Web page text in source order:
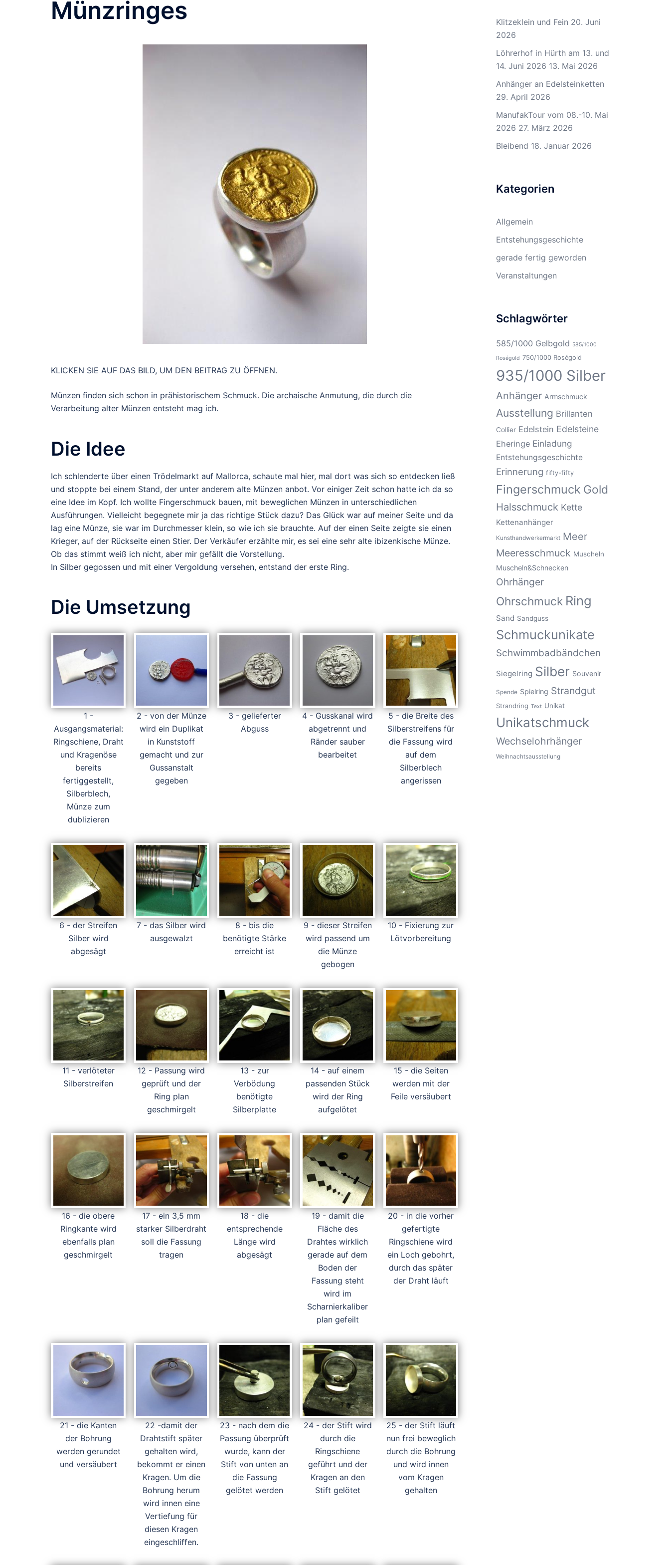
Münzringes
KLICKEN SIE AUF DAS BILD, UM DEN BEITRAG ZU ÖFFNEN.
Münzen finden sich schon in prähistorischem Schmuck. Die archaische Anmutung, die durch die
Verarbeitung alter Münzen entsteht mag ich.
Die Idee
Ich schlenderte über einen Trödelmarkt auf Mallorca, schaute mal hier, mal dort was sich so entdecken ließ
und stoppte bei einem Stand, der unter anderem alte Münzen anbot. Vor einiger Zeit schon hatte ich da so
eine Idee im Kopf. Ich wollte Fingerschmuck bauen, mit beweglichen Münzen in unterschiedlichen
Ausführungen. Vielleicht begegnete mir ja das richtige Stück dazu? Das Glück war auf meiner Seite und da
lag eine Münze, sie war im Durchmesser klein, so wie ich sie brauchte. Auf der einen Seite zeigte sie einen
Krieger, auf der Rückseite einen Stier. Der Verkäufer erzählte mir, es sei eine sehr alte ibizenkische Münze.
Ob das stimmt weiß ich nicht, aber mir gefällt die Vorstellung.
In Silber gegossen und mit einer Vergoldung versehen, entstand der erste Ring.
Die Umsetzung
1 -
Ausgangsmaterial:
Ringschiene, Draht
und Kragenöse
bereits
fertiggestellt,
Silberblech,
Münze zum
dublizieren
2 - von der Münze
wird ein Duplikat
in Kunststoff
gemacht und zur
Gussanstalt
gegeben
3 - gelieferter
Abguss
4 - Gusskanal wird
abgetrennt und
Ränder sauber
bearbeitet
5 - die Breite des
Silberstreifens für
die Fassung wird
auf dem
Silberblech
angerissen
6 - der Streifen
Silber wird
abgesägt
7 - das Silber wird
ausgewalzt
8 - bis die
benötigte Stärke
erreicht ist
9 - dieser Streifen
wird passend um
die Münze
gebogen
10 - Fixierung zur
Lötvorbereitung
11 - verlöteter
Silberstreifen
12 - Passung wird
geprüft und der
Ring plan
geschmirgelt
13 - zur
Verbödung
benötigte
Silberplatte
14 - auf einem
passenden Stück
wird der Ring
aufgelötet
15 - die Seiten
werden mit der
Feile versäubert
16 - die obere
Ringkante wird
ebenfalls plan
geschmirgelt
17 - ein 3,5 mm
starker Silberdraht
soll die Fassung
tragen
18 - die
entsprechende
Länge wird
abgesägt
19 - damit die
Fläche des
Drahtes wirklich
gerade auf dem
Boden der
Fassung steht
wird im
Scharnierkaliber
plan gefeilt
20 - in die vorher
gefertigte
Ringschiene wird
ein Loch gebohrt,
durch das später
der Draht läuft
21 - die Kanten
der Bohrung
werden gerundet
und versäubert
22 -damit der
Drahtstift später
gehalten wird,
bekommt er einen
Kragen. Um die
Bohrung herum
wird innen eine
Vertiefung für
diesen Kragen
eingeschliffen.
23 - nach dem die
Passung überprüft
wurde, kann der
Stift von unten an
die Fassung
gelötet werden
24 - der Stift wird
durch die
Ringschiene
geführt und der
Kragen an den
Stift gelötet
25 - der Stift läuft
nun frei beweglich
durch die Bohrung
und wird innen
vom Kragen
gehalten
Klitzeklein und Fein 20. Juni
2026
Löhrerhof in Hürth am 13. und
14. Juni 2026 13. Mai 2026
Anhänger an Edelsteinketten
29. April 2026
ManufakTour vom 08.-10. Mai
2026 27. März 2026
Bleibend 18. Januar 2026
Kategorien
Allgemein
Entstehungsgeschichte
gerade fertig geworden
Veranstaltungen
Schlagwörter
585/1000 Gelbgold 585/1000
Roségold 750/1000 Roségold
935/1000 Silber
Anhänger Armschmuck
Ausstellung Brillanten
Collier Edelstein Edelsteine
Eheringe Einladung
Entstehungsgeschichte
Erinnerung fifty-fifty
Fingerschmuck Gold
Halsschmuck Kette
Kettenanhänger
Kunsthandwerkermarkt Meer
Meeresschmuck Muscheln
Muscheln&Schnecken
Ohrhänger
Ohrschmuck Ring
Sand Sandguss
Schmuckunikate
Schwimmbadbändchen
Siegelring Silber Souvenir
Spende Spielring Strandgut
Strandring Text Unikat
Unikatschmuck
Wechselohrhänger
Weihnachtsausstellung